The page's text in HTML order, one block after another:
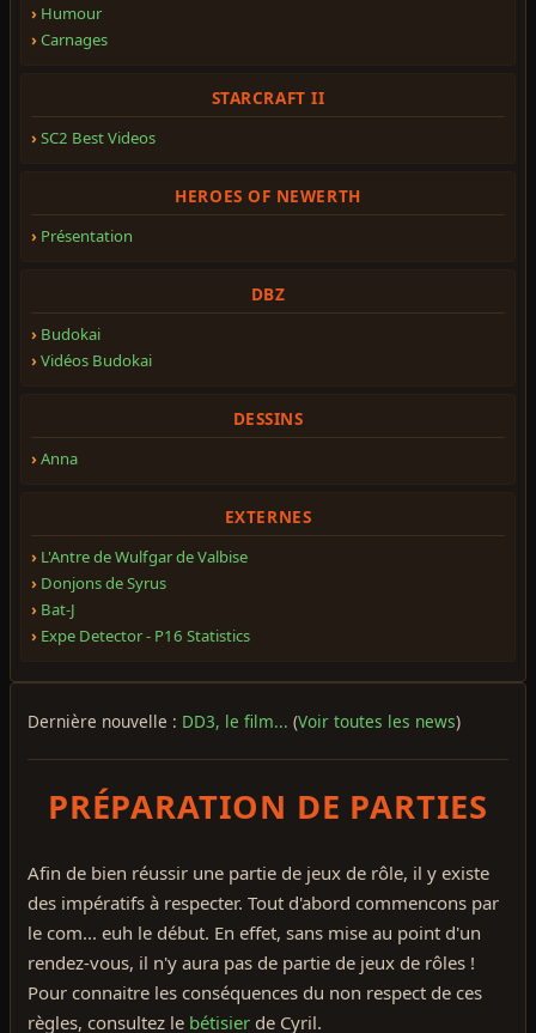
Humour
Carnages
STARCRAFT II
SC2 Best Videos
HEROES OF NEWERTH
Présentation
DBZ
Budokai
Vidéos Budokai
DESSINS
Anna
EXTERNES
L'Antre de Wulfgar de Valbise
Donjons de Syrus
Bat-J
Expe Detector - P16 Statistics
Dernière nouvelle : DD3, le film... (Voir toutes les news)
PRÉPARATION DE PARTIES
Afin de bien réussir une partie de jeux de rôle, il y existe
des impératifs à respecter. Tout d'abord commencons par
le com... euh le début. En effet, sans mise au point d'un
rendez-vous, il n'y aura pas de partie de jeux de rôles !
Pour connaitre les conséquences du non respect de ces
règles, consultez le bétisier de Cyril.